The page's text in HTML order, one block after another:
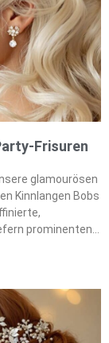
Frisuren
glamourösen
Kinnlangen Bobs
prominenten-
Anderson
die mit
Unsere von
Textur.